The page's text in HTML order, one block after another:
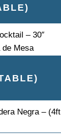
– 30″
de Mesa
Negra – (4ft